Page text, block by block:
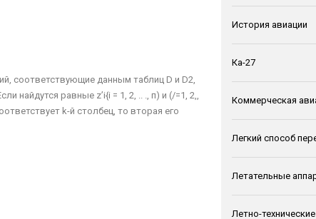
соответствую­щие данным таблиц D и D2,
найдутся равные z’i{i = 1, 2, .. ., п) и (/=1, 2,,
k-й столбец, то вторая его
История авиации
Ка-27
Коммерческая
Легкий способ
Летательные
Летно-